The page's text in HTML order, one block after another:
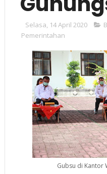
Selasa, 14 April 2020
Pemerintahan
Gubsu di Kantor